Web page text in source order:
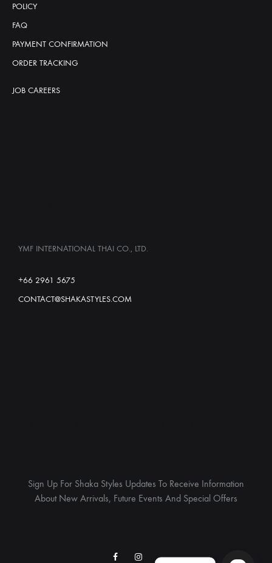
POLICY
FAQ
PAYMENT CONFIRMATION
ORDER TRACKING
JOB CAREERS
YMF INTERNATIONAL THAI CO., LTD.
+66 2961 5675
CONTACT@SHAKASTYLES.COM
Sign Up For Shaka Styles Updates To Receive Information
About New Arrivals, Future Events And Special Offers
FacebookInstagram